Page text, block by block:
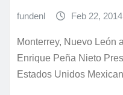
fundenl Feb 22, 2014
Monterrey, Nuevo León
Enrique Peña Nieto
Estados Unidos